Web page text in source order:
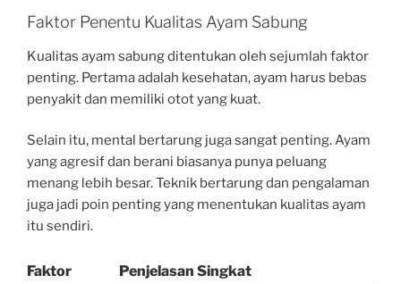
Faktor Penentu Kualitas Ayam Sabung
Kualitas ayam sabung ditentukan oleh sejumlah faktor
penting. Pertama adalah kesehatan, ayam harus bebas
penyakit dan memiliki otot yang kuat.
Selain itu, mental bertarung juga sangat penting. Ayam
yang agresif dan berani biasanya punya peluang
menang lebih besar. Teknik bertarung dan pengalaman
juga jadi poin penting yang menentukan kualitas ayam
itu sendiri.
Faktor
Penjelasan Singkat